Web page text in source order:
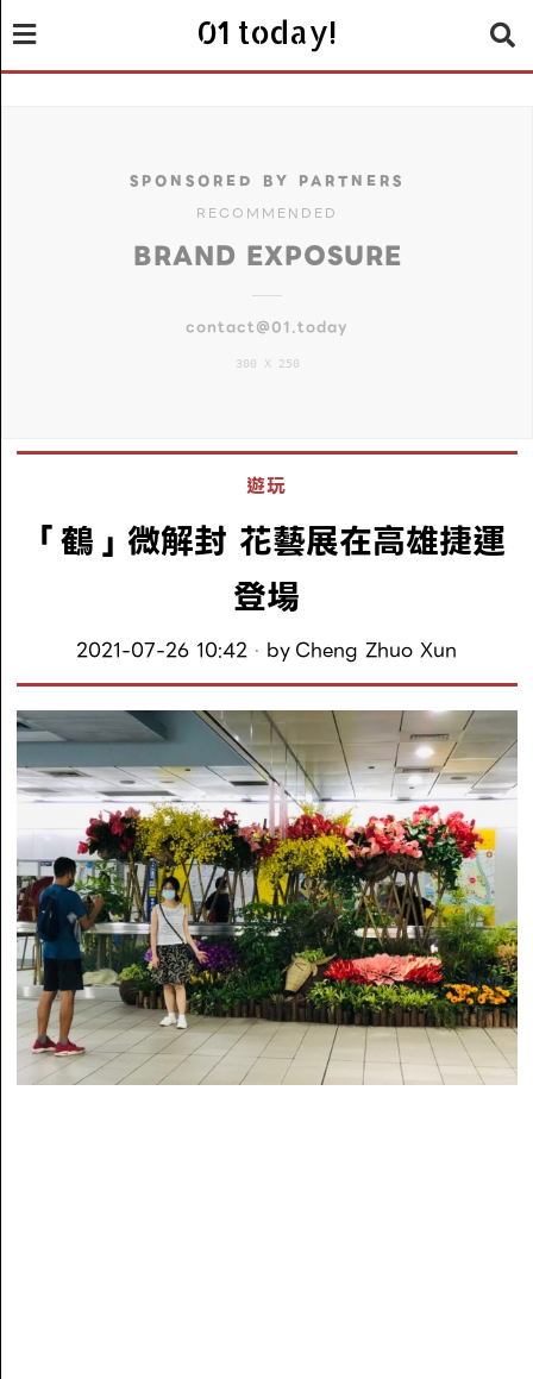
01 today!
SPONSORED BY PARTNERS
RECOMMENDED
BRAND EXPOSURE
contact@01.today
300 X 250
遊玩
「鶴」微解封 花藝展在高雄捷運
登場
2021-07-26 10:42 by Cheng Zhuo Xun